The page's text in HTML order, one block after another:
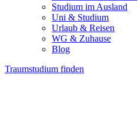
Studium im Ausland
Uni & Studium
Urlaub & Reisen
WG & Zuhause
Blog
Traumstudium finden